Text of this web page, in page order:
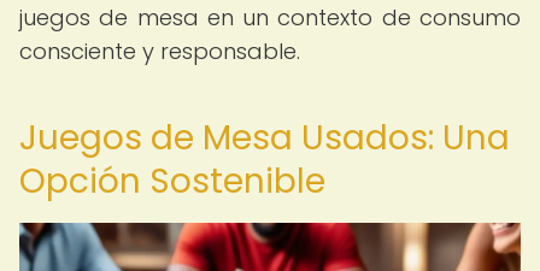
juegos de mesa en un contexto de consumo
consciente y responsable.
Juegos de Mesa Usados: Una
Opción Sostenible